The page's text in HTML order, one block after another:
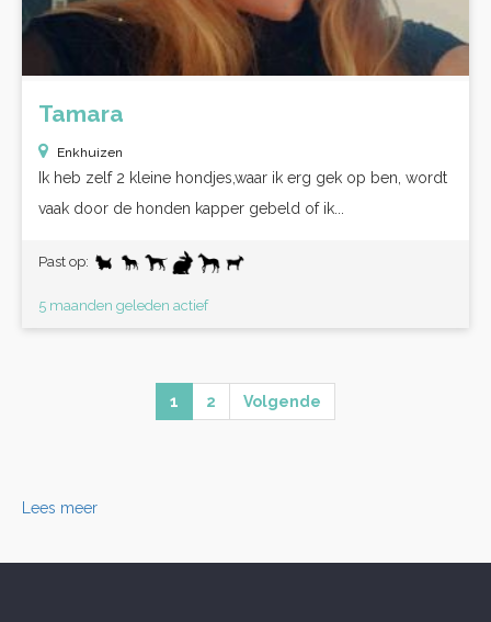
Tamara
Enkhuizen
Ik heb zelf 2 kleine hondjes,waar ik erg gek op ben, wordt
vaak door de honden kapper gebeld of ik...
Past op:
5 maanden geleden actief
1 2 Volgende
Lees meer